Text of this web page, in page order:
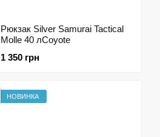
Рюкзак Silver Samurai Tactical
Molle 40 лCoyote
1 350 грн
НОВИНКА